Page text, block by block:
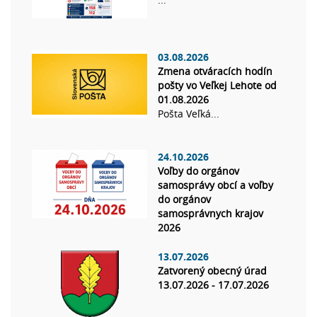
03.08.2026
Zmena otváracích hodín
pošty vo Veľkej Lehote od
01.08.2026
Pošta Veľká...
24.10.2026
Voľby do orgánov
samosprávy obcí a voľby
do orgánov
samosprávnych krajov
2026
13.07.2026
Zatvorený obecný úrad
13.07.2026 - 17.07.2026